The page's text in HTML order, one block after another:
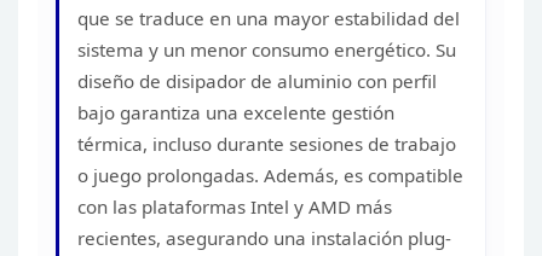
que se traduce en una mayor estabilidad del
sistema y un menor consumo energético. Su
diseño de disipador de aluminio con perfil
bajo garantiza una excelente gestión
térmica, incluso durante sesiones de trabajo
o juego prolongadas. Además, es compatible
con las plataformas Intel y AMD más
recientes, asegurando una instalación plug-